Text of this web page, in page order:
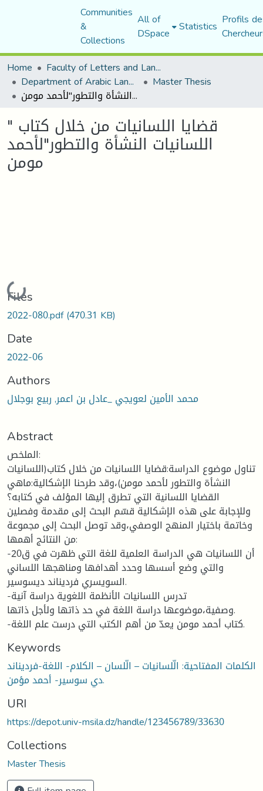
Communities
&
Collections
All of
DSpace Statistics Profils
Home
Faculty of Letters and Languages
Department of Arabic Language and Literature Master Thesis
قضايا اللسانيات من خلال كتاب " اللسانيات النشأة والتطور"لأحمد مومن
قضايا اللسانيات من خلال كتاب "
اللسانيات النشأة والتطور"لأحمد
مومن
Loading...
Files
2022-080.pdf(470.31 KB)
Date
2022-06
Authors
محمد الأمين لعويجي _عادل بن اعمر, ربيع بوجلال
Abstract
الملخص:
تناول موضوع الدراسة:قضايا اللسانيات من خلال كتاب(اللسانيات
النشأة والتطور لأحمد مومن)،وقد طرحنا الإشكالية:ماهي
القضايا اللسانية التي تطرق إليها المؤلف في كتابه؟
وللإجابة على هذه الإشكالية قسّم البحث إلى مقدمة وفصلين
وخاتمة باختيار المنهج الوصفي،وقد توصل البحث إلى مجموعة
من النتائج أهمها:
-أن اللسانيات هي الدراسة العلمية للغة التي ظهرت في ق20
والتي وضع أسسها وحدد أهدافها ومناهجها اللساني
السويسري فرديناند ديسوسير.
-تدرس اللسانيات الأنظمة اللغوية دراسة آنية
وصفية،موضوعها دراسة اللغة في حد ذاتها ولأجل ذاتها.
-كتاب أحمد مومن يعدّ من أهم الكتب التي درست علم اللغة.
Keywords
الكلمات المفتاحية: الّلسانيات – الّلسان – الكلام- اللغة-فرديناند
دي سوسير- أحمد مؤمن.
URI
https://depot.univ-msila.dz/handle/123456789/33630
Collections
Master Thesis